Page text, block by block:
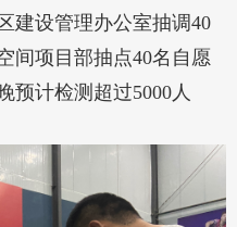
建设管理办公室抽调40
间项目部抽点40名自愿
预计检测超过5000人